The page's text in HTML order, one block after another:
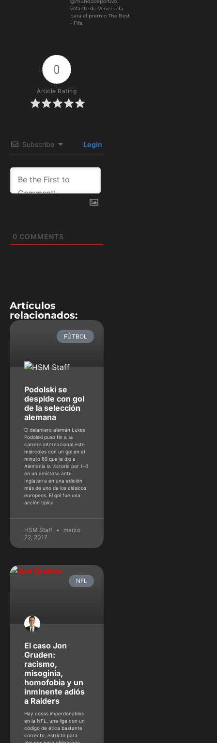
@mundodeportivo,
votante de Venezuela
para el premio The Best
- Fifa.
0
Article Rating
Subscribe Login
0 COMMENTS
Artículos
relacionados:
FÚTBOL
Podolski se
despide con gol
de la selección
alemana
El delantero alemán Lukas
Podolski puso fin a su
carrera internacional este
miércoles con un gol en el
minuto 69 que le dio a
Alemania la victoria por 1-0
en un amistoso ante
Inglaterra en una edición
más de uno de los clásicos
europeos. El gol fue una
acción típica
HSM Staff
marzo
22, 2017
NFL
El caso Jon
Gruden:
racismo,
misoginia,
homofobia y un
inminente adiós
a Raiders
Hay cosas imperdonables
en la NFL, una liga con un
código de ética bastante
correcto, estricto para